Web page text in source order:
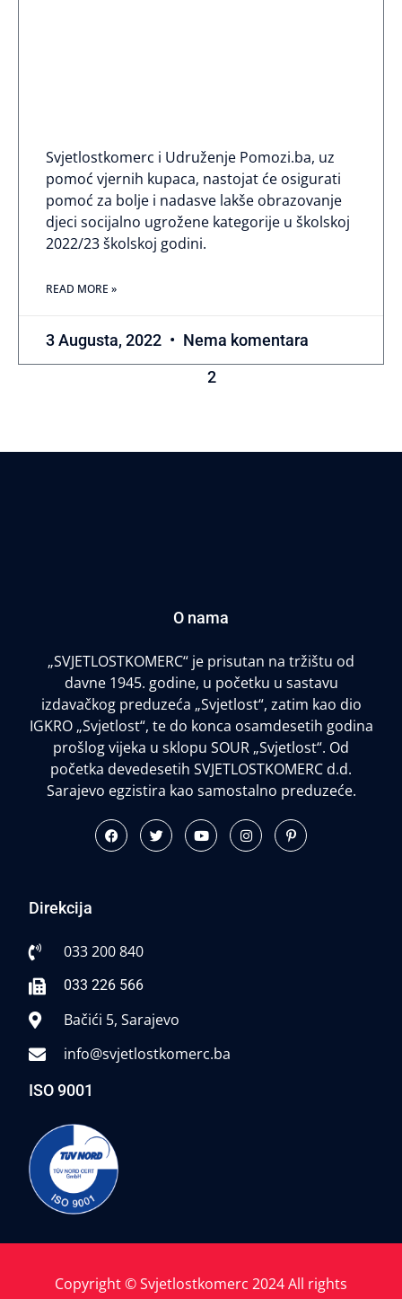
Svjetlostkomerc i Udruženje Pomozi.ba, uz
pomoć vjernih kupaca, nastojat će osigurati
pomoć za bolje i nadasve lakše obrazovanje
djeci socijalno ugrožene kategorije u školskoj
2022/23 školskoj godini.
READ MORE »
3 Augusta, 2022 Nema komentara
2
O nama
„SVJETLOSTKOMERC“ je prisutan na tržištu od
davne 1945. godine, u početku u sastavu
izdavačkog preduzeća „Svjetlost“, zatim kao dio
IGKRO „Svjetlost“, te do konca osamdesetih godina
prošlog vijeka u sklopu SOUR „Svjetlost“. Od
početka devedesetih SVJETLOSTKOMERC d.d.
Sarajevo egzistira kao samostalno preduzeće.
Direkcija
033 200 840
033 226 566
Bačići 5, Sarajevo
info@svjetlostkomerc.ba
ISO 9001
Copyright © Svjetlostkomerc 2024 All rights